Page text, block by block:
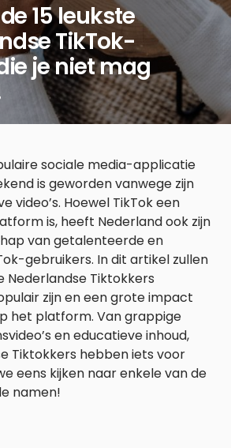
15 leukste
TikTok-
je niet mag
sociale media-applicatie
is geworden vanwege zijn
video’s. Hoewel TikTok een
is, heeft Nederland ook zijn
van getalenteerde en
gebruikers. In dit artikel zullen
Nederlandse Tiktokkers
zijn en een grote impact
het platform. Van grappige
en educatieve inhoud,
Tiktokkers hebben iets voor
eens kijken naar enkele van de
namen!